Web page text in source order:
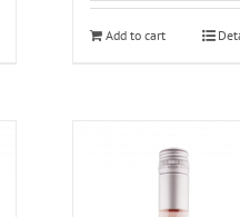
Add to cart